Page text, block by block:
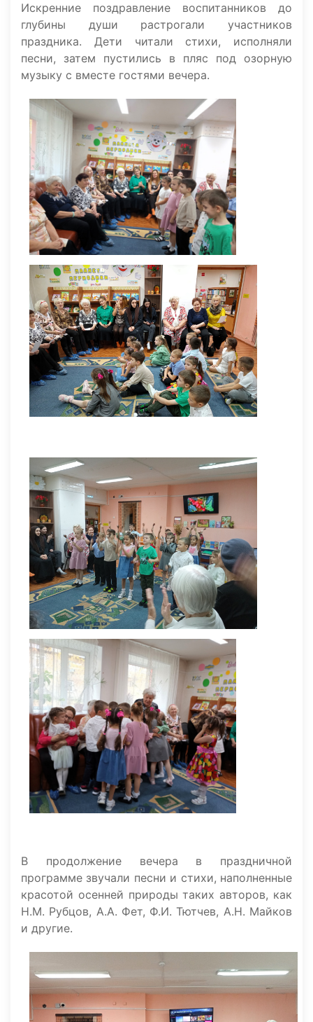
Искренние поздравление воспитанников до
глубины души растрогали участников
праздника. Дети читали стихи, исполняли
песни, затем пустились в пляс под озорную
музыку с вместе гостями вечера.
В продолжение вечера в праздничной
программе звучали песни и стихи, наполненные
красотой осенней природы таких авторов, как
Н.М. Рубцов, А.А. Фет, Ф.И. Тютчев, А.Н. Майков
и другие.